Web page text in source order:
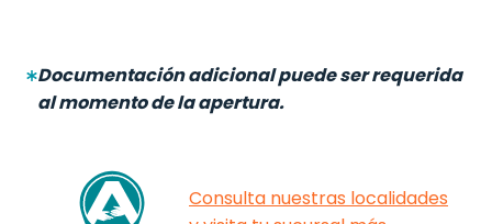
Documentación adicional puede ser requerida
al momento de la apertura.
Consulta nuestras localidades